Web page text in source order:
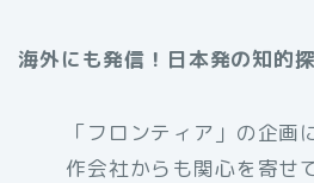
海外にも発信！日本発の知的
「フロンティア」の企画
作会社からも関心を寄せ